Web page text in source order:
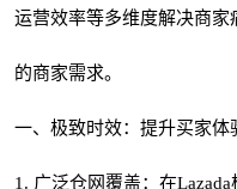
运营效率等多维度解决商
的商家需求。
一、极致时效：提升买家体
1. 广泛仓网覆盖：在